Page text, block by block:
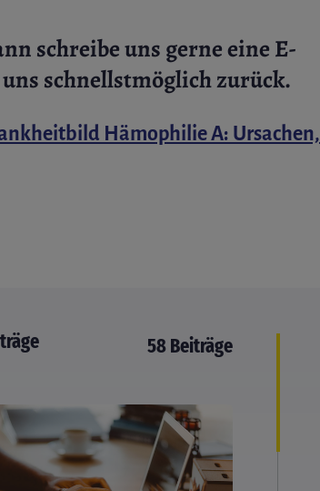
schreibe uns gerne eine E-
schnellstmöglich zurück.
Hämophilie A: Ursachen,
58 Beiträge